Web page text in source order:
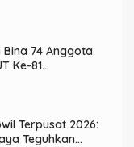
Bina 74 Anggota
Ke-81
Terpusat 2026:
Teguhkan